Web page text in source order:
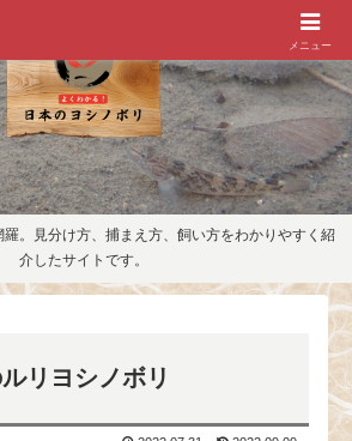
。見分け方、捕まえ方、飼い方をわかりやすく紹
介したサイトです。
リヨシノボリ
メニュー